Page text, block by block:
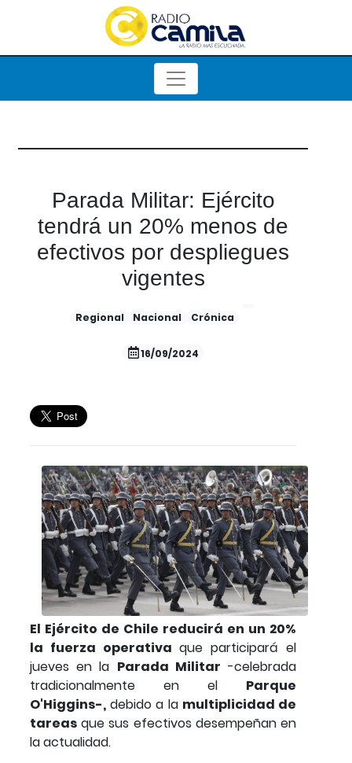
Parada Militar: Ejército
tendrá un 20% menos de
efectivos por despliegues
vigentes
Regional Nacional Crónica
16/09/2024
El Ejército de Chile reducirá en un 20%
la fuerza operativa que participará el
jueves en la Parada Militar -celebrada
tradicionalmente en el Parque
O'Higgins-, debido a la multiplicidad de
tareas que sus efectivos desempeñan en
la actualidad.